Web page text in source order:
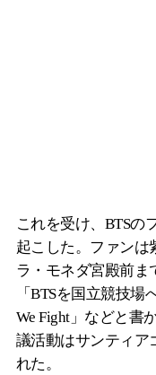
これを受け、BTSの
起こした。ファンは
ラ・モネダ宮殿前ま
「BTSを国立競技場
We Fight」などと書
議活動はサンティア
れた。